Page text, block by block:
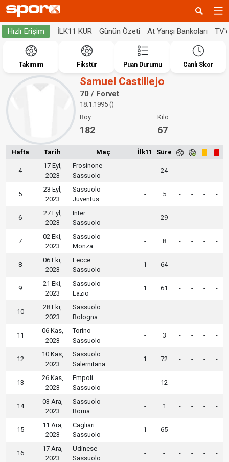
Hızlı Erişim İLK11 KUR Günün Özeti At Yarışı Bankoları
Takımım Fikstür Puan Durumu Canlı Skor
Samuel Castillejo
70 / Forvet
18.1.1995 ()
Boy:
182
Kilo:
67
Hafta Tarih Maç İlk11 Süre
4
17 Eyl,
2023
Frosinone
Sassuolo
- 24 - - - -
5
23 Eyl,
2023
Sassuolo
Juventus
- 5 - - - -
6
27 Eyl,
2023
Inter
Sassuolo
- 29 - - - -
7
02 Eki,
2023
Sassuolo
Monza
- 8 - - - -
8
06 Eki,
2023
Lecce
Sassuolo
1 64 - - - -
9
21 Eki,
2023
Sassuolo
Lazio
1 61 - - - -
10
28 Eki,
2023
Sassuolo
Bologna
- - - - - -
11
06 Kas,
2023
Torino
Sassuolo
- 3 - - - -
12
10 Kas,
2023
Sassuolo
Salernitana
1 72 - - - -
13
26 Kas,
2023
Empoli
Sassuolo
- 12 - - - -
14
03 Ara,
2023
Sassuolo
Roma
- 1 - - - -
15
11 Ara,
2023
Cagliari
Sassuolo
1 65 - - - -
16
17 Ara,
2023
Udinese
Sassuolo
- - - - - -